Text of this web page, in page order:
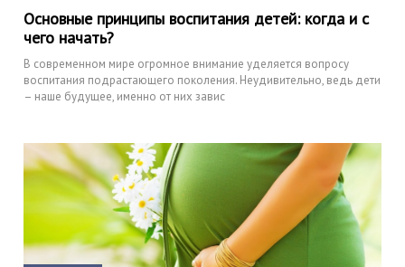
Основные принципы воспитания детей: когда и с
чего начать?
В современном мире огромное внимание уделяется вопросу
воспитания подрастающего поколения. Неудивительно, ведь дети
– наше будущее, именно от них завис